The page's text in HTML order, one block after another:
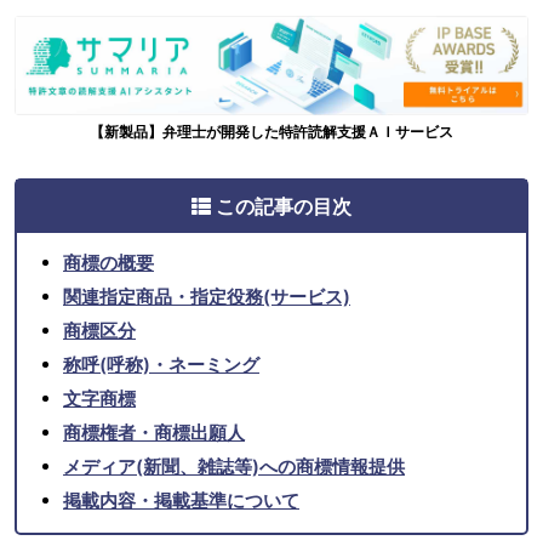
【新製品】弁理士が開発した特許読解支援ＡＩサービス
この記事の目次
商標の概要
関連指定商品・指定役務(サービス)
商標区分
称呼(呼称)・ネーミング
文字商標
商標権者・商標出願人
メディア(新聞、雑誌等)への商標情報提供
掲載内容・掲載基準について